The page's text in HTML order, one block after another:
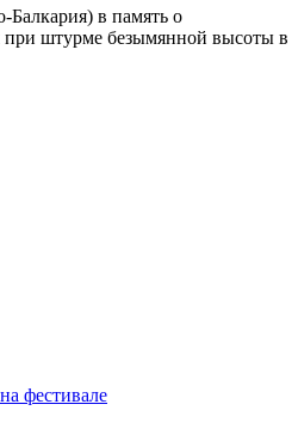
Балкария) в память о
штурме безымянной высоты в
фестивале